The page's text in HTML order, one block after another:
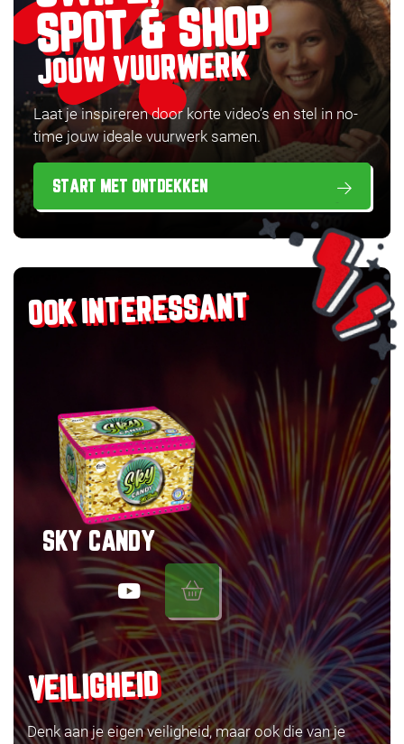
SPOT & SHOP
JOUW VUURWERK
Laat je inspireren door korte video’s en stel in no-
time jouw ideale vuurwerk samen.
START MET ONTDEKKEN
OOK INTERESSANT
SKY CANDY
VEILIGHEID
Denk aan je eigen veiligheid, maar ook die van je